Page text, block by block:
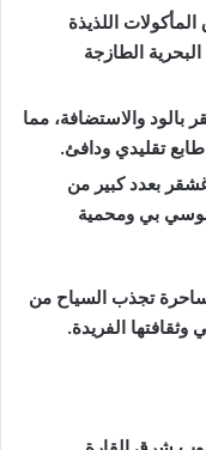
اللذيذة
الطازجة
والاستضافة، مما
تقليدي ودافئ.
بعدد كبير من
نوسي بي ومحمية
تجذب السياح من
وثقافتها الفريدة.